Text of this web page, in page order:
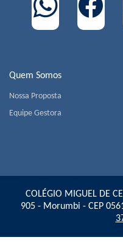
Quem Somos
Nossa Proposta
Equipe Gestora
COLÉGIO MIGUEL DE
905 - Morumbi - CEP